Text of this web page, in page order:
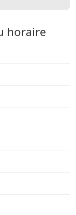
horaire